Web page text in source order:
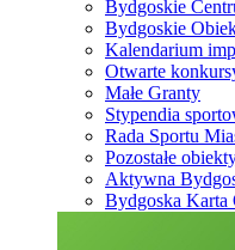
Bydgoskie
Bydgoskie
Kalendarium
Otwarte
Małe Granty
Stypendia
Rada Sportu
Pozostałe
Aktywna
Bydgoska Karta